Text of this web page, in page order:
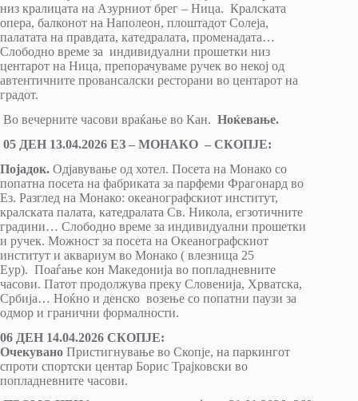
низ кралицата на Азурниот брег – Ница. Кралската
опера, балконот на Наполеон, плоштадот Солеја,
палатата на правдата, катедралата, променадата…
Слободно време за индивидуални прошетки низ
центарот на Ница, препорачуваме ручек во некој од
автентичните провансалски ресторани во центарот на
градот.
Во вечерните часови враќање во Кан. Ноќевање.
05 ДЕН 13.04.2026 ЕЗ – МОНАКО – СКОПЈЕ:
Појадок. Одјавување од хотел. Посета на Монако со
попатна посета на фабриката за парфеми Фрагонард во
Ез. Разглед на Монако: океанографскиот институт,
кралската палата, катедралата Св. Никола, егзотичните
градини… Слободно време за индивидуални прошетки
и ручек. Можност за посета на Океанографскиот
институт и аквариум во Монако ( влезница 25
Еур). Поаѓање кон Македонија во попладневните
часови. Патот продолжува преку Словенија, Хрватска,
Србија… Ноќно и денско возење со попатни паузи за
одмор и гранични формалности.
06 ДЕН 14.04.2026 СКОПЈЕ:
Очекувано Пристигнување во Скопје, на паркингот
спроти спортски центар Борис Трајковски во
попладневните часови.